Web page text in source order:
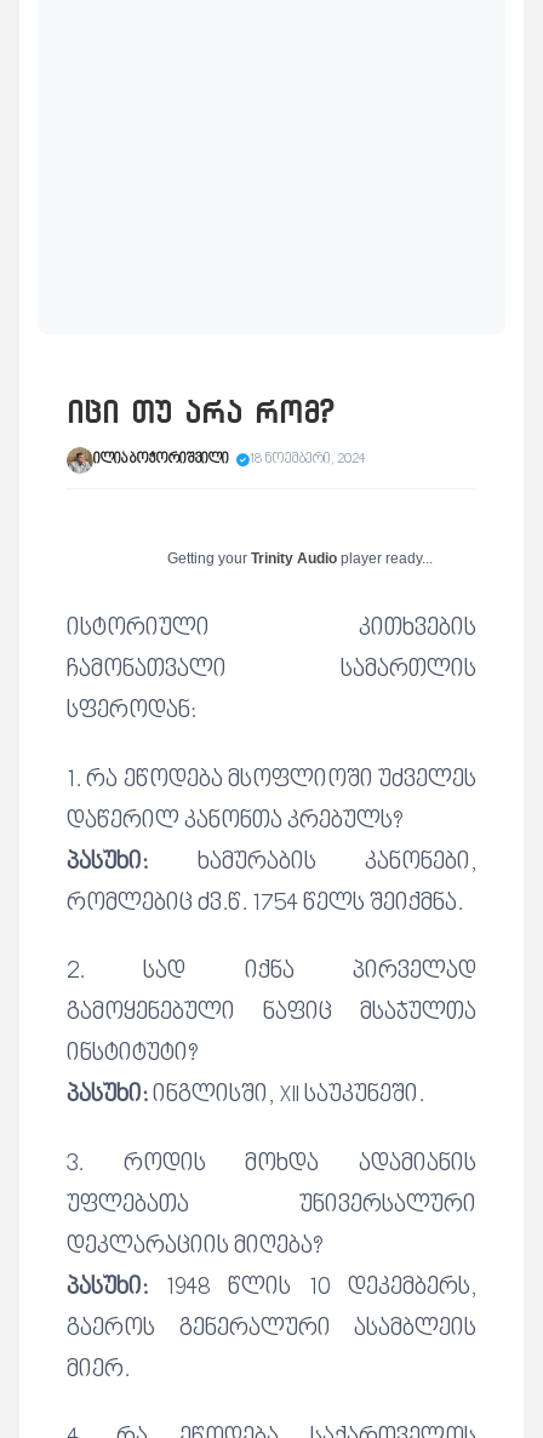
იცი თუ არა რომ?
ილია ბოჭორიშვილი 18 ნოემბერი, 2024
Getting your Trinity Audio player ready...
ისტორიული კითხვების
ჩამონათვალი სამართლის
სფეროდან:
1. რა ეწოდება მსოფლიოში უძველეს
დაწერილ კანონთა კრებულს?
პასუხი: ხამურაბის კანონები,
რომლებიც ძვ.წ. 1754 წელს შეიქმნა.
2. სად იქნა პირველად
გამოყენებული ნაფიც მსაჯულთა
ინსტიტუტი?
პასუხი:ინგლისში, XII საუკუნეში.
3. როდის მოხდა ადამიანის
უფლებათა უნივერსალური
დეკლარაციის მიღება?
პასუხი: 1948 წლის 10 დეკემბერს,
გაეროს გენერალური ასამბლეის
მიერ.